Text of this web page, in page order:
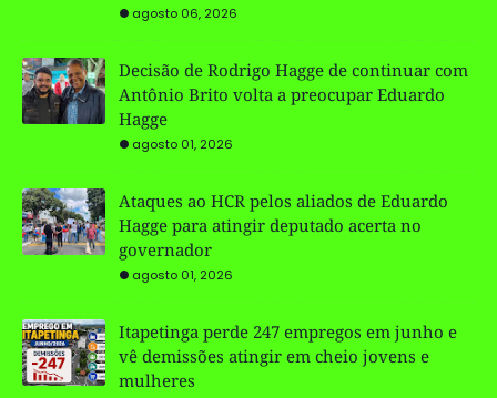
agosto 06, 2026
Decisão de Rodrigo Hagge de continuar com
Antônio Brito volta a preocupar Eduardo
Hagge
agosto 01, 2026
Ataques ao HCR pelos aliados de Eduardo
Hagge para atingir deputado acerta no
governador
agosto 01, 2026
Itapetinga perde 247 empregos em junho e
vê demissões atingir em cheio jovens e
mulheres